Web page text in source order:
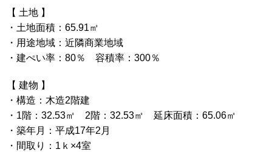
【 土地 】
・土地面積：65.91㎡
・用途地域：近隣商業地域
・建ぺい率：80％ 容積率：300％
【 建物 】
・構造：木造2階建
・1階：32.53㎡ 2階：32.53㎡ 延床面積：65.06㎡
・築年月：平成17年2月
・間取り：1ｋ×4室